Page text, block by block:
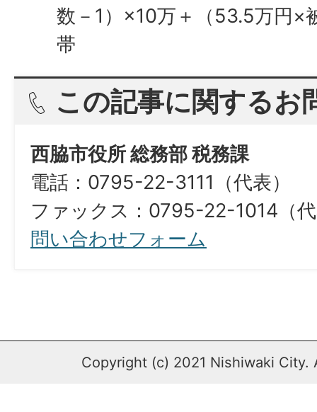
数－1）×10万＋（53.5万円×
帯
この記事に関するお
西脇市役所 総務部 税務課
電話：0795-22-3111（代表）
ファックス：0795-22-1014（
問い合わせフォーム
Copyright (c) 2021 Nishiwaki City.